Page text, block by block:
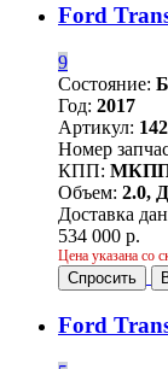
Ford
9
Состояние:
Год: 2017
Артикул:
Номер
КПП:
Объем: 2.0,
Доставка
534 000 р.
Цена указана со
Спросить
Ford